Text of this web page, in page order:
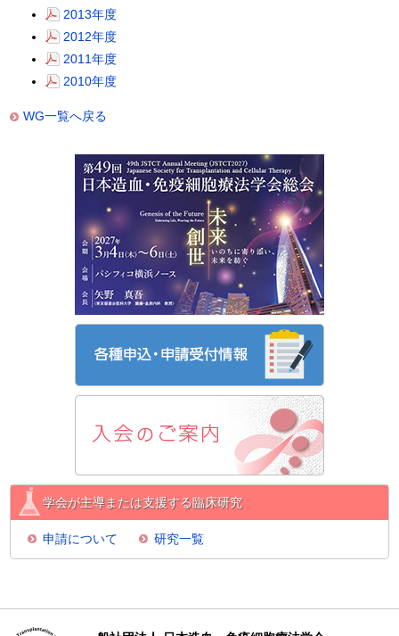
2013年度
2012年度
2011年度
2010年度
WG一覧へ戻る
学会が主導または支援する臨床研究
申請について 研究一覧